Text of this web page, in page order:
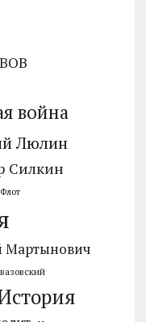
ВОВ
война
Люлин
Силкин
Мартынович